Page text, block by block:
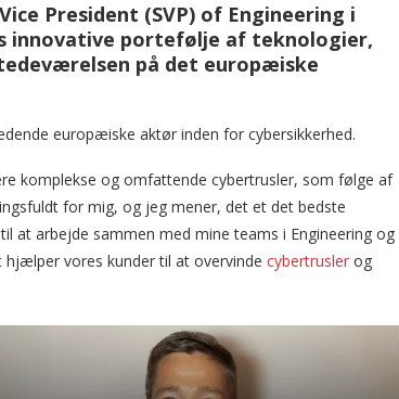
President (SVP) of Engineering i
innovative portefølje af teknologier,
på det europæiske
europæiske aktør inden for cybersikkerhed.
komplekse og omfattende cybertrusler, som følge af
for mig, og jeg mener, det et det bedste
at arbejde sammen med mine teams i Engineering og
vores kunder til at overvinde cybertrusler og